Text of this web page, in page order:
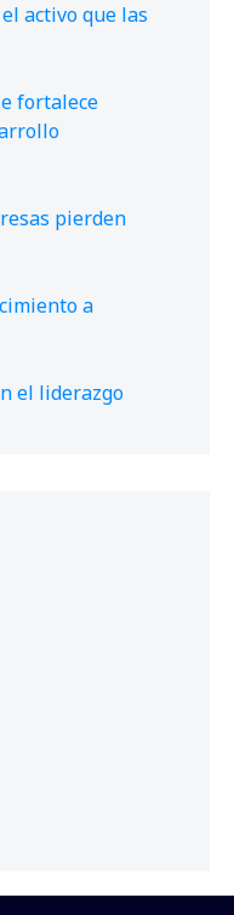
activo que las
fortalece
pierden
a
el liderazgo